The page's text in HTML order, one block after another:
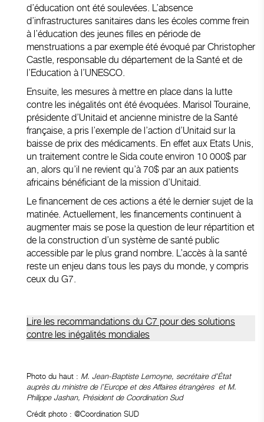
d’éducation ont été soulevées. L’absence
d’infrastructures sanitaires dans les écoles comme frein
à l’éducation des jeunes filles en période de
menstruations a par exemple été évoqué par Christopher
Castle, responsable du département de la Santé et de
l’Education à l’UNESCO.
Ensuite, les mesures à mettre en place dans la lutte
contre les inégalités ont été évoquées. Marisol Touraine,
présidente d’Unitaid et ancienne ministre de la Santé
française, a pris l’exemple de l’action d’Unitaid sur la
baisse de prix des médicaments. En effet aux Etats Unis,
un traitement contre le Sida coute environ 10 000$ par
an, alors qu’il ne revient qu’à 70$ par an aux patients
africains bénéficiant de la mission d’Unitaid.
Le financement de ces actions a été le dernier sujet de la
matinée. Actuellement, les financements continuent à
augmenter mais se pose la question de leur répartition et
de la construction d’un système de santé public
accessible par le plus grand nombre. L’accès à la santé
reste un enjeu dans tous les pays du monde, y compris
ceux du G7.
Lire les recommandations du C7 pour des solutions
contre les inégalités mondiales
Photo du haut : M. Jean-Baptiste Lemoyne, secrétaire d’État
auprès du ministre de l’Europe et des Affaires étrangères et M.
Philippe Jashan, Président de Coordination Sud
Crédit photo : @Coordination SUD